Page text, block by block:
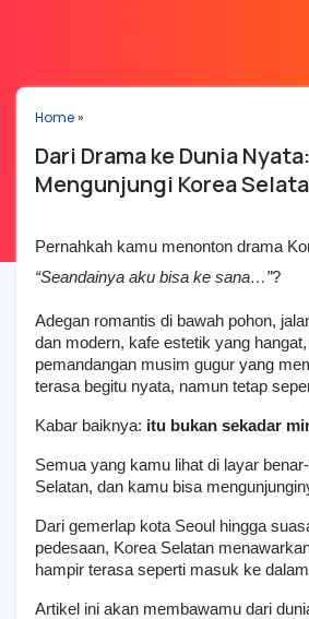
Home»
Dari Drama ke Dunia
Mengunjungi Korea
“Seandainya aku bisa ke sana…”?
Adegan romantis di bawah pohon,
dan modern, kafe estetik yang
pemandangan musim gugur yang
terasa begitu nyata, namun tetap
Kabar baiknya: itu bukan sekadar
Semua yang kamu lihat di layar
Selatan, dan kamu bisa
Dari gemerlap kota Seoul hingga
pedesaan, Korea Selatan
hampir terasa seperti masuk ke
Artikel ini akan membawamu dari